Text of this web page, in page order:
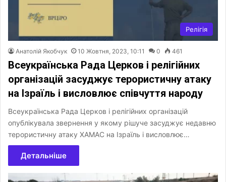
Релігія
Анатолій Якобчук 10 Жовтня, 2023, 10:11 0 461
Всеукраїнська Рада Церков і релігійних
організацій засуджує терористичну атаку
на Ізраїль і висловлює співчуття народу
Всеукраїнська Рада Церков і релігійних організацій
опублікувала звернення у якому рішуче засуджує недавню
терористичну атаку ХАМАС на Ізраїль і висловлює…
Детальніше